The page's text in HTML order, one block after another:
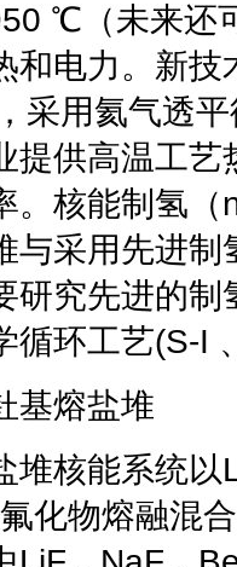
℃（未来还
和电力。新
采用氦气透
提供高温工
。核能制氢
与采用先进
研究先进的
环工艺(S-I
基熔盐堆
核能系统以Li
化物熔融混